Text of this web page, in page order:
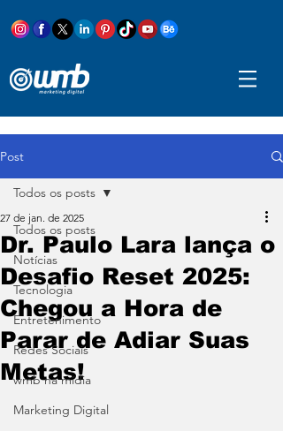
Post
Todos os posts
Notícias
Tecnologia
Entretenimento
Redes Sociais
wmb na mídia
Marketing Digital
Todos os posts
Dr. Paulo Lara lança o
Desafio Reset 2025:
Chegou a Hora de
Parar de Adiar Suas
Metas!
27 de jan. de 2025